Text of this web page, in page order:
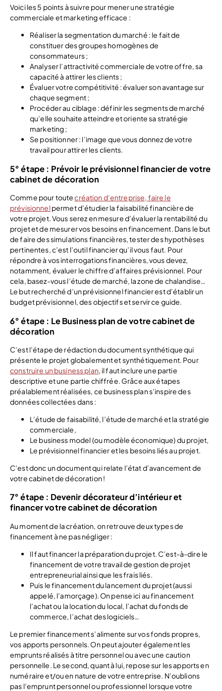
Voici les 5 points à suivre pour mener une stratégie
commerciale et marketing efficace :
Réaliser la segmentation du marché : le fait de
constituer des groupes homogènes de
consommateurs ;
Analyser l’attractivité commerciale de votre offre, sa
capacité à attirer les clients ;
Évaluer votre compétitivité : évaluer son avantage sur
chaque segment ;
Procéder au ciblage : définir les segments de marché
qu’elle souhaite atteindre et oriente sa stratégie
marketing ;
Se positionner : l’image que vous donnez de votre
travail pour attirer les clients.
5° étape : Prévoir le prévisionnel financier de votre
cabinet de décoration
Comme pour toutecréation d’entreprise, faire le
prévisionnelpermet d’étudier la faisabilité financière de
votre projet. Vous serez en mesure d’évaluer la rentabilité du
projet et de mesurer vos besoins en financement. Dans le but
de faire des simulations financières, tester des hypothèses
pertinentes, c’est l’outil financier qu’il vous faut. Pour
répondre à vos interrogations financières, vous devez,
notamment, évaluer le chiffre d’affaires prévisionnel. Pour
cela, basez-vous l’étude de marché, la zone de chalandise…
Le but recherché d’un prévisionnel financier est d’établir un
budget prévisionnel, des objectifs et servir ce guide.
6° étape : Le Business plan de votre cabinet de
décoration
C’est l’étape de rédaction du document synthétique qui
présente le projet globalement et synthétiquement. Pour
construire un business plan, il faut inclure une partie
descriptive et une partie chiffrée. Grâce aux étapes
préalablement réalisées, ce business plan s’inspire des
données collectées dans :
L’étude de faisabilité, l’étude de marché et la stratégie
commerciale,
Le business model (ou modèle économique) du projet,
Le prévisionnel financier et les besoins liés au projet.
C’est donc un document qui relate l’état d’avancement de
votre cabinet de décoration !
7° étape : Devenir décorateur d’intérieur et
financer votre cabinet de décoration
Au moment de la création, on retrouve deux types de
financement à ne pas négliger :
Il faut financer la préparation du projet. C’est-à-dire le
financement de votre travail de gestion de projet
entrepreneurial ainsi que les frais liés.
Puis le financement du lancement du projet (aussi
appelé, l’amorçage). On pense ici au financement
l’achat ou la location du local, l’achat du fonds de
commerce, l’achat des logiciels…
Le premier financement s’alimente sur vos fonds propres,
vos apports personnels. On peut ajouter également les
emprunts réalisés à titre personnel ou avec une caution
personnelle. Le second, quant à lui, repose sur les apports en
numéraire et/ou en nature de votre entreprise. N’oublions
pas l’emprunt personnel ou professionnel lorsque votre